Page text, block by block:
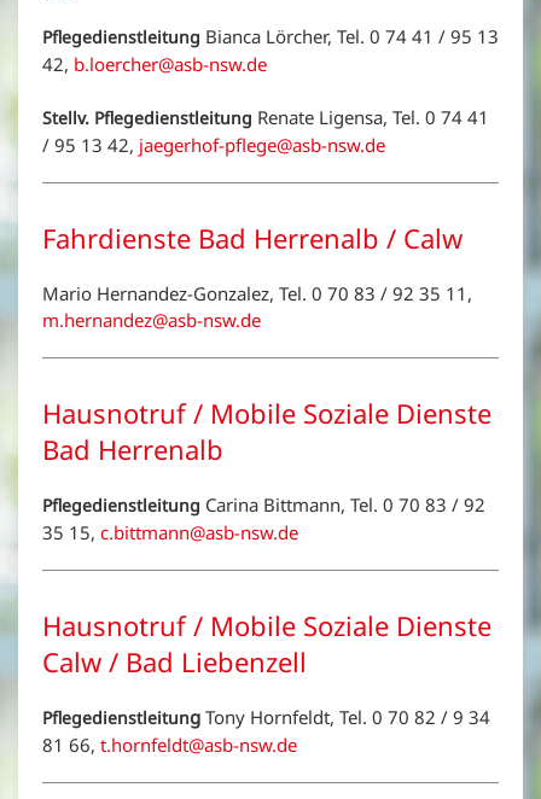
Pflegedienstleitung Bianca Lörcher, Tel. 0 74 41 / 95 13
42, b.loercher@asb-nsw.de
Stellv. Pflegedienstleitung Renate Ligensa, Tel. 0 74 41
/ 95 13 42, jaegerhof-pflege@asb-nsw.de
Fahrdienste Bad Herrenalb / Calw
Mario Hernandez-Gonzalez, Tel. 0 70 83 / 92 35 11,
m.hernandez@asb-nsw.de
Hausnotruf / Mobile Soziale Dienste
Bad Herrenalb
Pflegedienstleitung Carina Bittmann, Tel. 0 70 83 / 92
35 15, c.bittmann@asb-nsw.de
Hausnotruf / Mobile Soziale Dienste
Calw / Bad Liebenzell
Pflegedienstleitung Tony Hornfeldt, Tel. 0 70 82 / 9 34
81 66, t.hornfeldt@asb-nsw.de